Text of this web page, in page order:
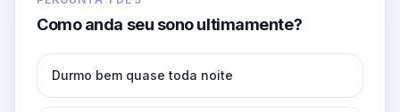
Como anda seu sono ultimamente?
Durmo bem quase toda noite